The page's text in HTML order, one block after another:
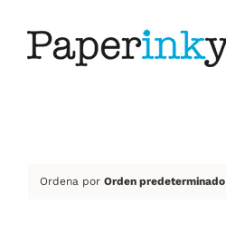
contenido
Ordena por Orden predeterminado